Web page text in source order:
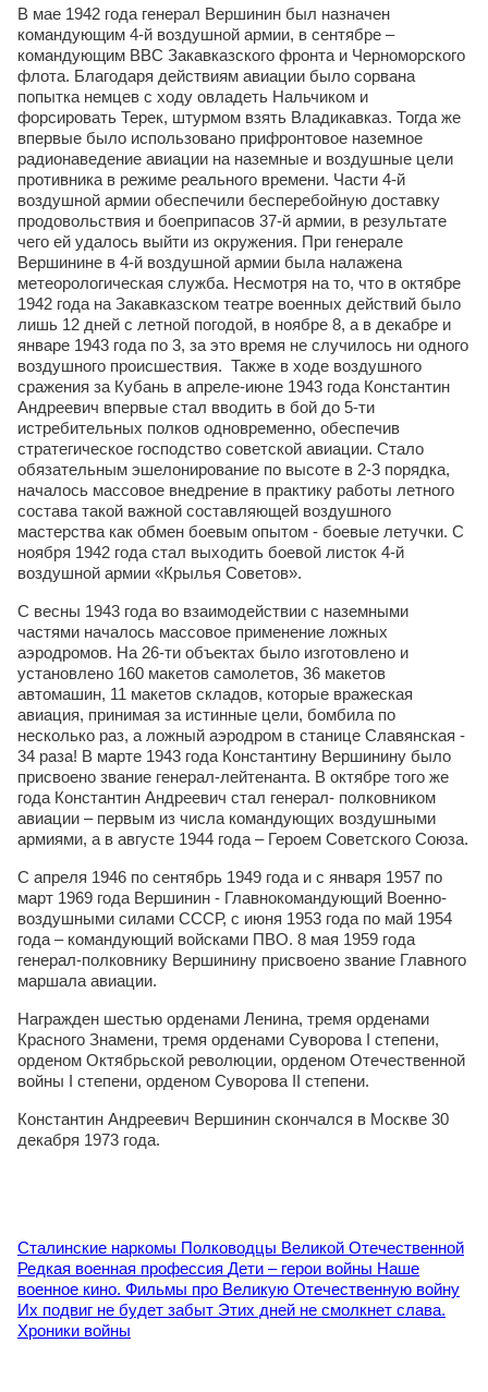
В мае 1942 года генерал Вершинин был назначен
командующим 4-й воздушной армии, в сентябре –
командующим ВВС Закавказского фронта и Черноморского
флота. Благодаря действиям авиации было сорвана
попытка немцев с ходу овладеть Нальчиком и
форсировать Терек, штурмом взять Владикавказ. Тогда же
впервые было использовано прифронтовое наземное
радионаведение авиации на наземные и воздушные цели
противника в режиме реального времени. Части 4-й
воздушной армии обеспечили бесперебойную доставку
продовольствия и боеприпасов 37-й армии, в результате
чего ей удалось выйти из окружения. При генерале
Вершинине в 4-й воздушной армии была налажена
метеорологическая служба. Несмотря на то, что в октябре
1942 года на Закавказском театре военных действий было
лишь 12 дней с летной погодой, в ноябре 8, а в декабре и
январе 1943 года по 3, за это время не случилось ни одного
воздушного происшествия. Также в ходе воздушного
сражения за Кубань в апреле-июне 1943 года Константин
Андреевич впервые стал вводить в бой до 5-ти
истребительных полков одновременно, обеспечив
стратегическое господство советской авиации. Стало
обязательным эшелонирование по высоте в 2-3 порядка,
началось массовое внедрение в практику работы летного
состава такой важной составляющей воздушного
мастерства как обмен боевым опытом - боевые летучки. С
ноября 1942 года стал выходить боевой листок 4-й
воздушной армии «Крылья Советов».
С весны 1943 года во взаимодействии с наземными
частями началось массовое применение ложных
аэродромов. На 26-ти объектах было изготовлено и
установлено 160 макетов самолетов, 36 макетов
автомашин, 11 макетов складов, которые вражеская
авиация, принимая за истинные цели, бомбила по
несколько раз, а ложный аэродром в станице Славянская -
34 раза! В марте 1943 года Константину Вершинину было
присвоено звание генерал-лейтенанта. В октябре того же
года Константин Андреевич стал генерал- полковником
авиации – первым из числа командующих воздушными
армиями, а в августе 1944 года – Героем Советского Союза.
С апреля 1946 по сентябрь 1949 года и с января 1957 по
март 1969 года Вершинин - Главнокомандующий Военно-
воздушными силами СССР, с июня 1953 года по май 1954
года – командующий войсками ПВО. 8 мая 1959 года
генерал-полковнику Вершинину присвоено звание Главного
маршала авиации.
Награжден шестью орденами Ленина, тремя орденами
Красного Знамени, тремя орденами Суворова I степени,
орденом Октябрьской революции, орденом Отечественной
войны I степени, орденом Суворова II степени.
Константин Андреевич Вершинин скончался в Москве 30
декабря 1973 года.
Сталинские наркомы Полководцы Великой Отечественной
Редкая военная профессия Дети – герои войны Наше
военное кино. Фильмы про Великую Отечественную войну
Их подвиг не будет забыт Этих дней не смолкнет слава.
Хроники войны